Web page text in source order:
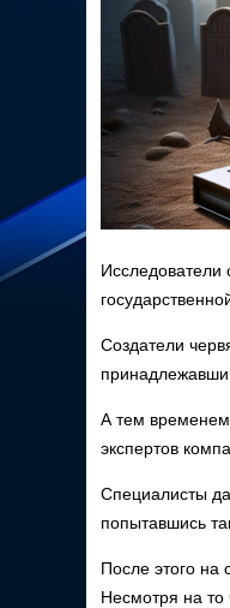
Исследователи
Создатели
А тем временем
экспертов
Специалисты
попытавшись
После этого на
Несмотря на то